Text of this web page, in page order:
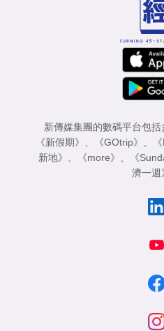
新傳媒集團的數碼平台包
《新假期》
《GOtrip》
新地》
《more》 《
濟一週